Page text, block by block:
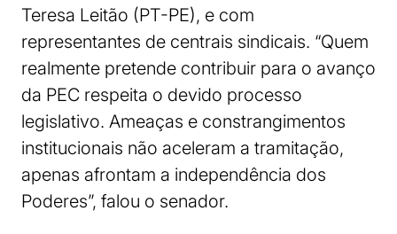
Teresa Leitão (PT-PE), e com
representantes de centrais sindicais. “Quem
realmente pretende contribuir para o avanço
da PEC respeita o devido processo
legislativo. Ameaças e constrangimentos
institucionais não aceleram a tramitação,
apenas afrontam a independência dos
Poderes”, falou o senador.